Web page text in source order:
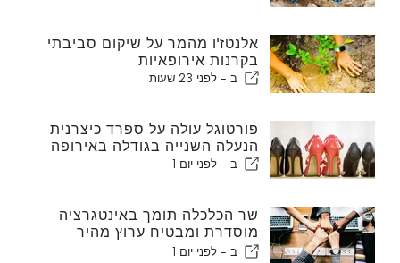
אלנטז'ו מהמר על שיקום סביבתי
בקרנות אירופאיות
ב - לפני 23 שעות
פורטוגל עולה על ספרד כיצרנית
הנעלה השנייה בגודלה באירופה
ב - לפני יום 1
שר הכלכלה תומך באינטגרציה
מוסדרת ומבטיח ערוץ מהיר
לעולים
ב - לפני יום 1